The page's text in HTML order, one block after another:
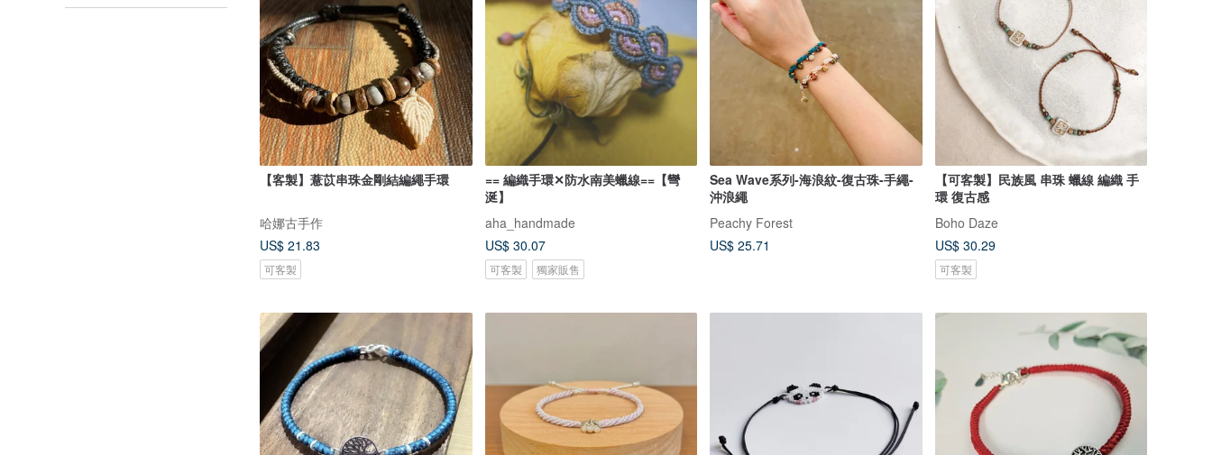
【客製】薏苡串珠金剛結編繩手環
哈娜古手作
US$ 21.83
可客製
== 編織手環✕防水南美蠟線==【彎
涎】
aha_handmade
US$ 30.07
可客製 獨家販售
Sea Wave系列-海浪紋-復古珠-手繩-
沖浪繩
Peachy Forest
US$ 25.71
【可客製】民族風 串珠 蠟線 編織 手
環 復古感
Boho Daze
US$ 30.29
可客製